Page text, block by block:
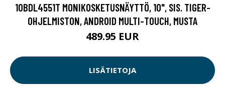
10BDL4551T MONIKOSKETUSNÄYTTÖ, 10", SIS. TIGER-
OHJELMISTON, ANDROID MULTI-TOUCH, MUSTA
489.95 EUR
LISÄTIETOJA